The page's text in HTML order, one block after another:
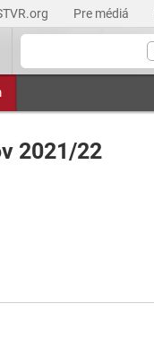
Pre médiá
2021/22